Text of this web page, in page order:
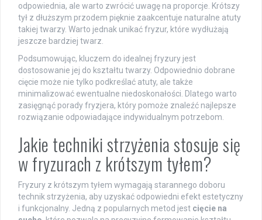
odpowiednia, ale warto zwrócić uwagę na proporcje. Krótszy
tył z dłuższym przodem pięknie zaakcentuje naturalne atuty
takiej twarzy. Warto jednak unikać fryzur, które wydłużają
jeszcze bardziej twarz.
Podsumowując, kluczem do idealnej fryzury jest
dostosowanie jej do kształtu twarzy. Odpowiednio dobrane
cięcie może nie tylko podkreślać atuty, ale także
minimalizować ewentualne niedoskonałości. Dlatego warto
zasięgnąć porady fryzjera, który pomoże znaleźć najlepsze
rozwiązanie odpowiadające indywidualnym potrzebom.
Jakie techniki strzyżenia stosuje się
w fryzurach z krótszym tyłem?
Fryzury z krótszym tyłem wymagają starannego doboru
technik strzyżenia, aby uzyskać odpowiedni efekt estetyczny
i funkcjonalny. Jedną z popularnych metod jest cięcie na